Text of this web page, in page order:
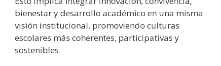
bienestar y desarrollo académico en una misma
visión institucional, promoviendo culturas
escolares más coherentes, participativas y
sostenibles.